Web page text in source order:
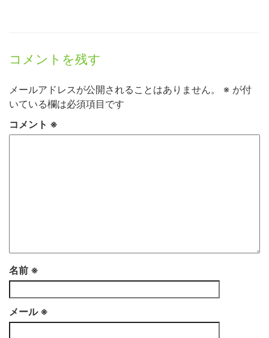
コメントを残す
メールアドレスが公開されることはありません。 ※ が付
いている欄は必須項目です
コメント ※
名前 ※
メール ※